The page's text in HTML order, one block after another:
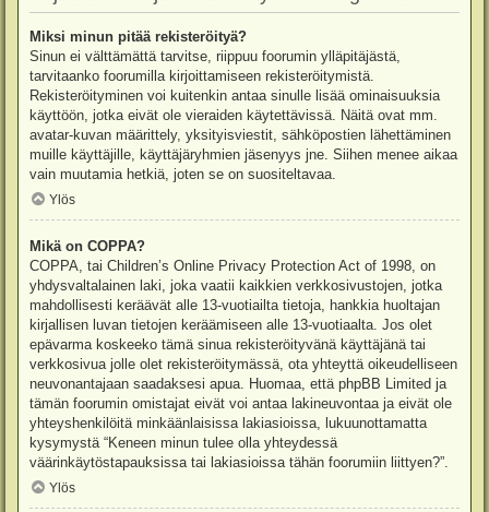
Miksi minun pitää rekisteröityä?
Sinun ei välttämättä tarvitse, riippuu foorumin ylläpitäjästä,
tarvitaanko foorumilla kirjoittamiseen rekisteröitymistä.
Rekisteröityminen voi kuitenkin antaa sinulle lisää ominaisuuksia
käyttöön, jotka eivät ole vieraiden käytettävissä. Näitä ovat mm.
avatar-kuvan määrittely, yksityisviestit, sähköpostien lähettäminen
muille käyttäjille, käyttäjäryhmien jäsenyys jne. Siihen menee aikaa
vain muutamia hetkiä, joten se on suositeltavaa.
Ylös
Mikä on COPPA?
COPPA, tai Children’s Online Privacy Protection Act of 1998, on
yhdysvaltalainen laki, joka vaatii kaikkien verkkosivustojen, jotka
mahdollisesti keräävät alle 13-vuotiailta tietoja, hankkia huoltajan
kirjallisen luvan tietojen keräämiseen alle 13-vuotiaalta. Jos olet
epävarma koskeeko tämä sinua rekisteröityvänä käyttäjänä tai
verkkosivua jolle olet rekisteröitymässä, ota yhteyttä oikeudelliseen
neuvonantajaan saadaksesi apua. Huomaa, että phpBB Limited ja
tämän foorumin omistajat eivät voi antaa lakineuvontaa ja eivät ole
yhteyshenkilöitä minkäänlaisissa lakiasioissa, lukuunottamatta
kysymystä “Keneen minun tulee olla yhteydessä
väärinkäytöstapauksissa tai lakiasioissa tähän foorumiin liittyen?”.
Ylös